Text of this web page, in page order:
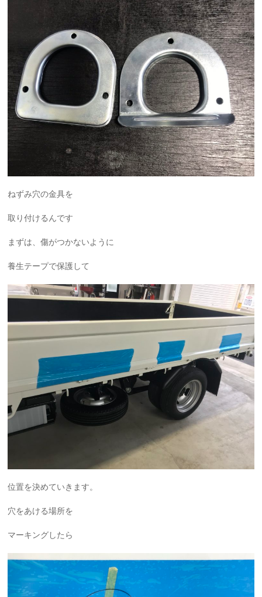
ねずみ穴の金具を
取り付けるんです
まずは、傷がつかないように
養生テープで保護して
位置を決めていきます。
穴をあける場所を
マーキングしたら